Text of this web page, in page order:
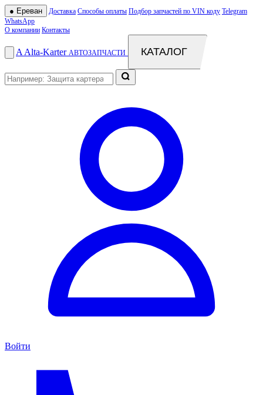
● Ереван Доставка Способы оплаты Подбор запчастей по VIN коду Telegram
WhatsApp
О компании Контакты
A Alta-Karter АВТОЗАПЧАСТИ КАТАЛОГ
Войти